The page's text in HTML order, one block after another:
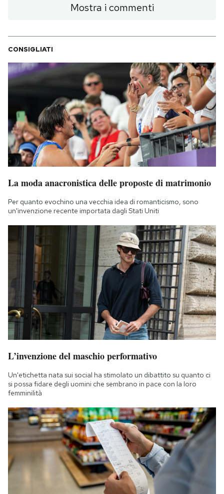
Mostra i commenti
CONSIGLIATI
La moda anacronistica delle proposte di matrimonio
Per quanto evochino una vecchia idea di romanticismo, sono
un'invenzione recente importata dagli Stati Uniti
L’invenzione del maschio performativo
Un'etichetta nata sui social ha stimolato un dibattito su quanto ci
si possa fidare degli uomini che sembrano in pace con la loro
femminilità